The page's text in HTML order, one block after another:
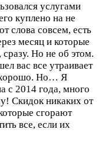
услугами
куплено на не
слова совсем, есть
месяц и которые
сразу. Но не об этом.
вас все утраивает
хорошо. Но… Я
с 2014 года, много
Скидок никаких от
сгорают
все, если их